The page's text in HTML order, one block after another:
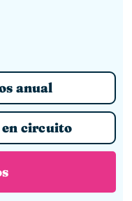
anual
en circuito